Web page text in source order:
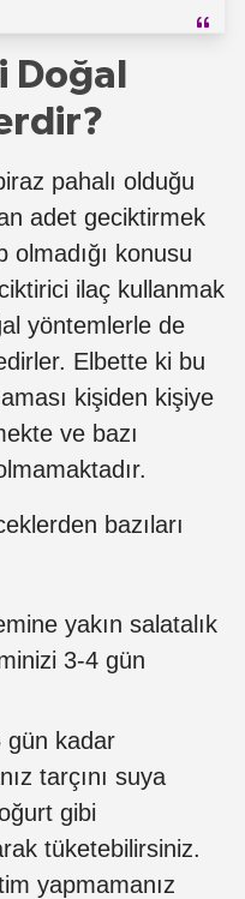
pahalı olduğu
adet geciktirmek
konusu
ilaç kullanmak
yöntemlerle de
Elbette ki bu
kişiden kişiye
ve bazı
bazıları
yakın salatalık
3-4 gün
gün kadar
tarçını suya
gibi
tüketebilirsiniz.
yapmamanız